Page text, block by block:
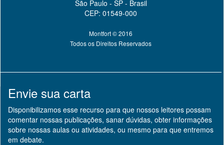
São Paulo - SP - Brasil
CEP: 01549-000
Montfort © 2016
Todos os Direitos Reservados
Envie sua carta
Disponibilizamos esse recurso para que nossos leitores possam
comentar nossas publicações, sanar dúvidas, obter informações
sobre nossas aulas ou atividades, ou mesmo para que entremos
em debate.